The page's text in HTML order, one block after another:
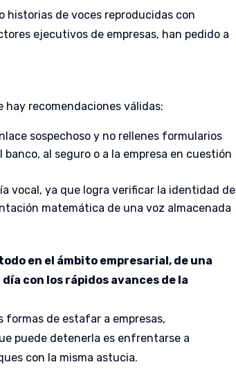
historias de voces reproducidas con
ejecutivos de empresas, han pedido a
hay recomendaciones válidas:
sospechoso y no rellenes formularios
al seguro o a la empresa en cuestión
vocal, ya que logra verificar la identidad de
matemática de una voz almacenada
en el ámbito empresarial, de una
con los rápidos avances de la
de estafar a empresas,
puede detenerla es enfrentarse a
con la misma astucia.